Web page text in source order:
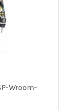
Wroom-